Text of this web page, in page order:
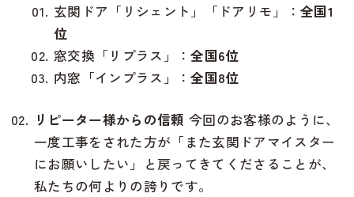
玄関ドア「リシェント」「ドアリモ」：全国1
位
窓交換「リプラス」：全国6位
内窓「インプラス」：全国8位
リピーター様からの信頼 今回のお客様のように、
一度工事をされた方が「また玄関ドアマイスター
にお願いしたい」と戻ってきてくださることが、
私たちの何よりの誇りです。